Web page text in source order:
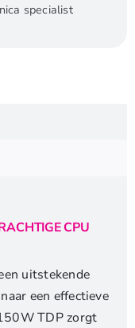
specialist
CPU
uitstekende
een effectieve
TDP zorgt